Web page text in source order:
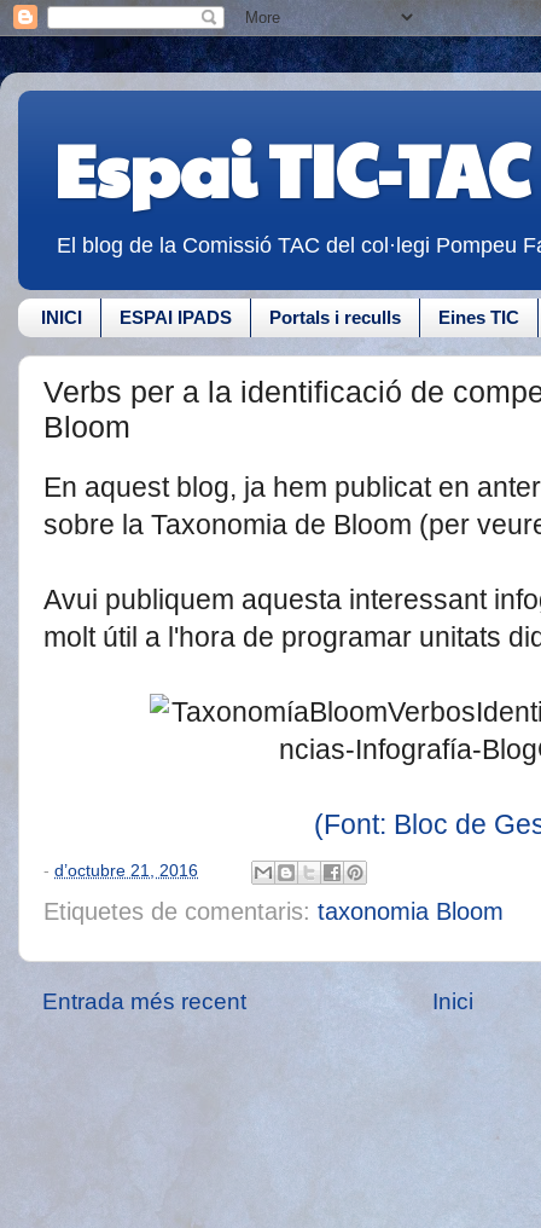
Espai TIC-TAC
El blog de la Comissió TAC del col·legi Pompeu
INICI ESPAI IPADS Portals i reculls Eines TIC
Verbs per a la identificació de
Bloom
En aquest blog, ja hem publicat en
sobre la Taxonomia de Bloom (per
Avui publiquem aquesta interessant
molt útil a l'hora de programar unitats
(Font: Bloc de
- d’octubre 21, 2016
Etiquetes de comentaris: taxonomia Bloom
Entrada més recent Inici